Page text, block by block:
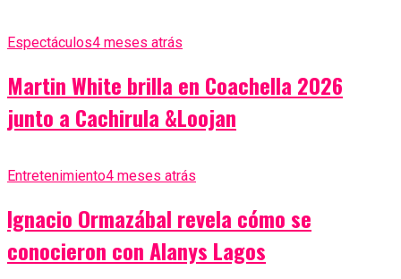
Espectáculos4 meses atrás
Martin White brilla en Coachella 2026
junto a Cachirula &Loojan
Entretenimiento4 meses atrás
Ignacio Ormazábal revela cómo se
conocieron con Alanys Lagos